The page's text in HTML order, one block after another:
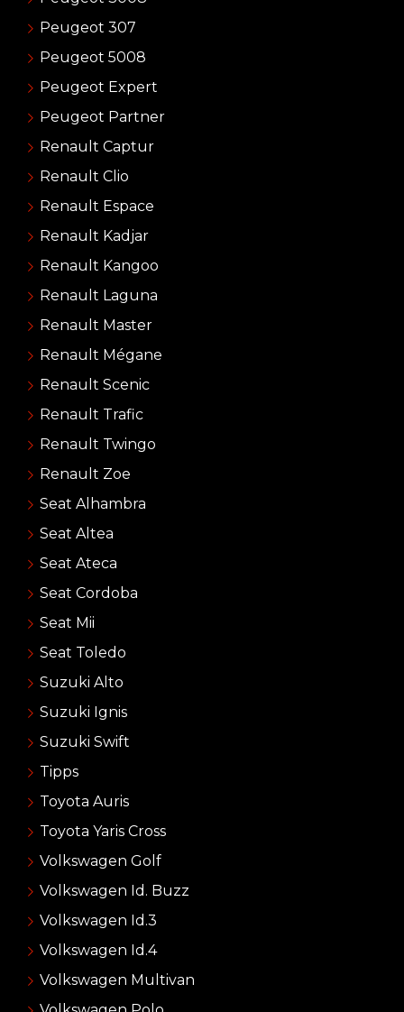
Peugeot 307
Peugeot 5008
Peugeot Expert
Peugeot Partner
Renault Captur
Renault Clio
Renault Espace
Renault Kadjar
Renault Kangoo
Renault Laguna
Renault Master
Renault Mégane
Renault Scenic
Renault Trafic
Renault Twingo
Renault Zoe
Seat Alhambra
Seat Altea
Seat Ateca
Seat Cordoba
Seat Mii
Seat Toledo
Suzuki Alto
Suzuki Ignis
Suzuki Swift
Tipps
Toyota Auris
Toyota Yaris Cross
Volkswagen Golf
Volkswagen Id. Buzz
Volkswagen Id.3
Volkswagen Id.4
Volkswagen Multivan